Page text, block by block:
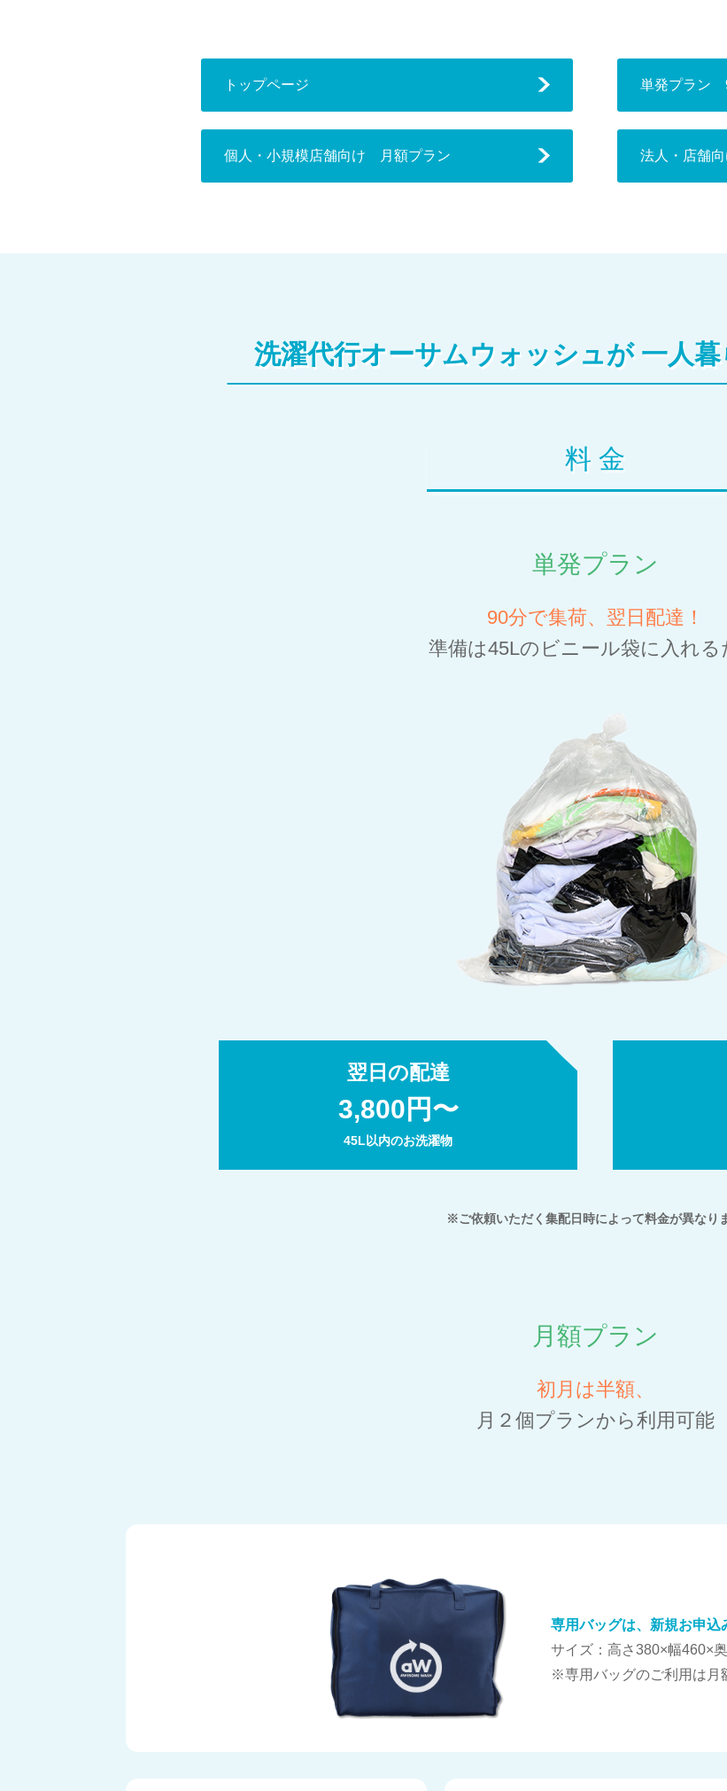
トップページ 単発プラン
個人・小規模店舗向け 月額プラン 法人・店舗
洗濯代行オーサムウォッシュが 一人
料 金
単発プラン
90分で集荷、翌日配達！
準備は45Lのビニール袋に入れる
翌日の配達
3,800円〜
45L以内のお洗濯物
※ご依頼いただく集配日時によって料金が異なり
月額プラン
初月は半額、
月２個プランから利用可能
専用バッグは、新規お申
サイズ：高さ380×幅460×
※専用バッグのご利用は月